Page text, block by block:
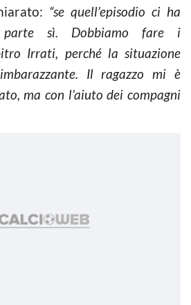
“se quell’episodio ci ha
parte sì. Dobbiamo fare i
Irrati, perché la situazione
Il ragazzo mi è
ma con l’aiuto dei compagni